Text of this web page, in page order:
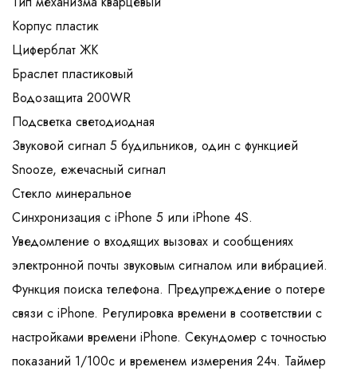
Корпус пластик
Циферблат ЖК
Браслет пластиковый
Водозащита 200WR
Подсветка светодиодная
Звуковой сигнал 5 будильников, один с функцией
Snooze, ежечасный сигнал
Стекло минеральное
Синхронизация с iPhone 5 или iPhone 4S.
Уведомление о входящих вызовах и сообщениях
электронной почты звуковым сигналом или вибрацией.
Функция поиска телефона. Предупреждение о потере
связи с iPhone. Регулировка времени в соответствии с
настройками времени iPhone. Секундомер с точностью
показаний 1/100с и временем измерения 24ч. Таймер